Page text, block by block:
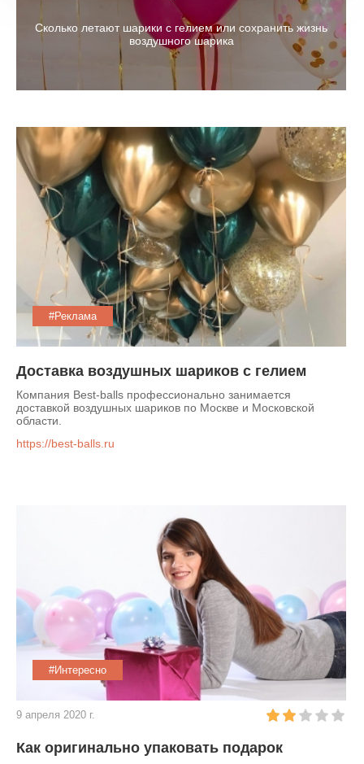
Cколько летают шарики с гелием или сохранить жизнь
воздушного шарика
#Реклама
Доставка воздушных шариков с гелием
Компания Best-balls профессионально занимается
доставкой воздушных шариков по Москве и Московской
области.
https://best-balls.ru
#Интересно
9 апреля 2020 г.
Как оригинально упаковать подарок